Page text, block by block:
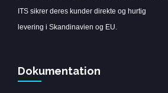
ITS sikrer deres kunder direkte og hurtig
levering i Skandinavien og EU.
Dokumentation